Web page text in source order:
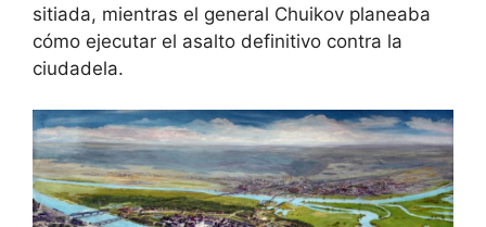
sitiada, mientras el general Chuikov planeaba
cómo ejecutar el asalto definitivo contra la
ciudadela.